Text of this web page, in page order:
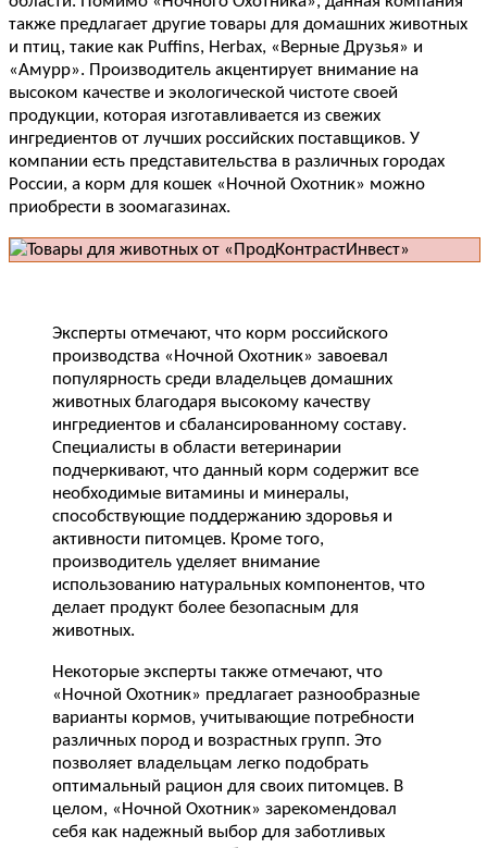
также предлагает другие товары для домашних животных
и птиц, такие как Puffins, Herbax, «Верные Друзья» и
«Амурр». Производитель акцентирует внимание на
высоком качестве и экологической чистоте своей
продукции, которая изготавливается из свежих
ингредиентов от лучших российских поставщиков. У
компании есть представительства в различных городах
России, а корм для кошек «Ночной Охотник» можно
приобрести в зоомагазинах.
Эксперты отмечают, что корм российского
производства «Ночной Охотник» завоевал
популярность среди владельцев домашних
животных благодаря высокому качеству
ингредиентов и сбалансированному составу.
Специалисты в области ветеринарии
подчеркивают, что данный корм содержит все
необходимые витамины и минералы,
способствующие поддержанию здоровья и
активности питомцев. Кроме того,
производитель уделяет внимание
использованию натуральных компонентов, что
делает продукт более безопасным для
животных.
Некоторые эксперты также отмечают, что
«Ночной Охотник» предлагает разнообразные
варианты кормов, учитывающие потребности
различных пород и возрастных групп. Это
позволяет владельцам легко подобрать
оптимальный рацион для своих питомцев. В
целом, «Ночной Охотник» зарекомендовал
себя как надежный выбор для заботливых